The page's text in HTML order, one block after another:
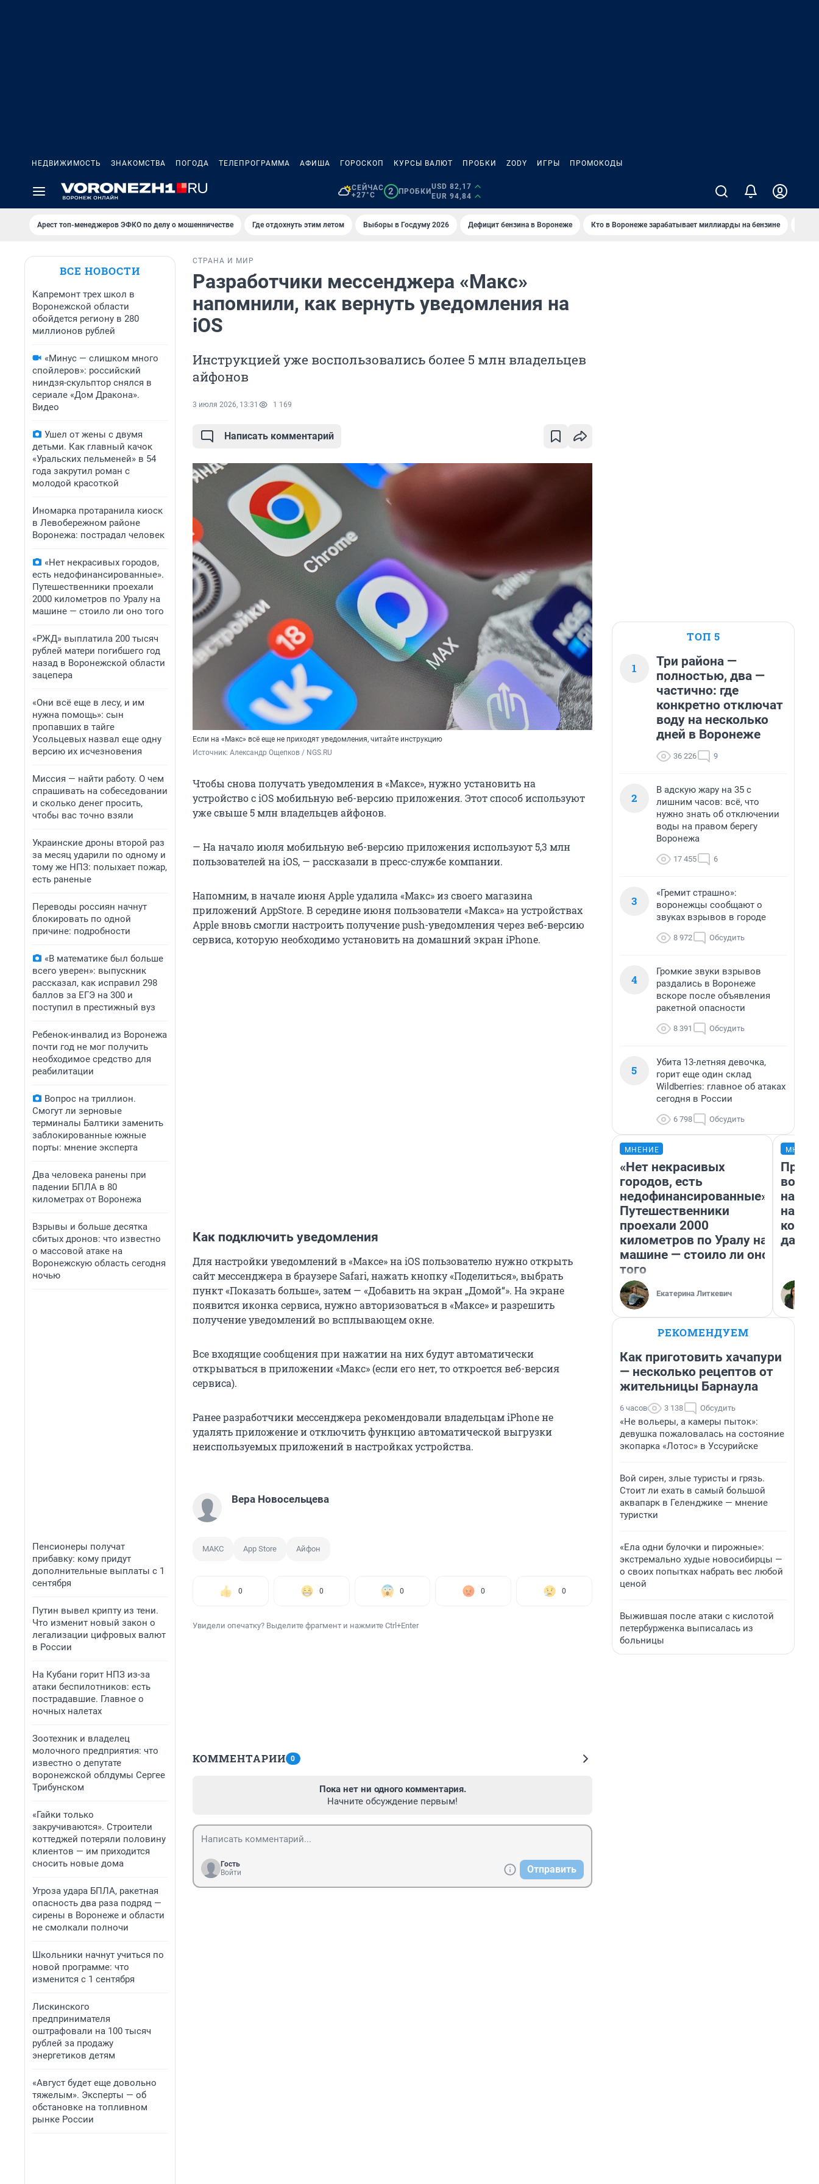
НЕДВИЖИМОСТЬ ЗНАКОМСТВА ПОГОДА ТЕЛЕПРОГРАММА АФИША ГОРОСКОП КУРСЫ ВАЛЮТ ПРОБКИ ZODY ИГРЫ ПРОМОКОДЫ
СЕЙЧАС
+27°C
2 ПРОБКИ
USD 82,17
EUR 94,84
Арест топ-менеджеров ЭФКО по делу о мошенничестве Где отдохнуть этим летом Выборы в Госдуму 2026 Дефицит бензина в Воронеже Кто в Воронеже зарабатывает миллиарды на бензине
ВСЕ НОВОСТИ
Капремонт трех школ в
Воронежской области
обойдется региону в 280
миллионов рублей
«Минус — слишком много
спойлеров»: российский
ниндзя-скульптор снялся в
сериале «Дом Дракона».
Видео
Ушел от жены с двумя
детьми. Как главный качок
«Уральских пельменей» в 54
года закрутил роман с
молодой красоткой
Иномарка протаранила киоск
в Левобережном районе
Воронежа: пострадал человек
«Нет некрасивых городов,
есть недофинансированные».
Путешественники проехали
2000 километров по Уралу на
машине — стоило ли оно того
«РЖД» выплатила 200 тысяч
рублей матери погибшего год
назад в Воронежской области
зацепера
«Они всё еще в лесу, и им
нужна помощь»: сын
пропавших в тайге
Усольцевых назвал еще одну
версию их исчезновения
Миссия — найти работу. О чем
спрашивать на собеседовании
и сколько денег просить,
чтобы вас точно взяли
Украинские дроны второй раз
за месяц ударили по одному и
тому же НПЗ: полыхает пожар,
есть раненые
Переводы россиян начнут
блокировать по одной
причине: подробности
«В математике был больше
всего уверен»: выпускник
рассказал, как исправил 298
баллов за ЕГЭ на 300 и
поступил в престижный вуз
Ребенок-инвалид из Воронежа
почти год не мог получить
необходимое средство для
реабилитации
Вопрос на триллион.
Смогут ли зерновые
терминалы Балтики заменить
заблокированные южные
порты: мнение эксперта
Два человека ранены при
падении БПЛА в 80
километрах от Воронежа
Взрывы и больше десятка
сбитых дронов: что известно
о массовой атаке на
Воронежскую область сегодня
ночью
Пенсионеры получат
прибавку: кому придут
дополнительные выплаты с 1
сентября
Путин вывел крипту из тени.
Что изменит новый закон о
легализации цифровых валют
в России
На Кубани горит НПЗ из-за
атаки беспилотников: есть
пострадавшие. Главное о
ночных налетах
Зоотехник и владелец
молочного предприятия: что
известно о депутате
воронежской облдумы Сергее
Трибунском
«Гайки только
закручиваются». Строители
коттеджей потеряли половину
клиентов — им приходится
сносить новые дома
Угроза удара БПЛА, ракетная
опасность два раза подряд —
сирены в Воронеже и области
не смолкали полночи
Школьники начнут учиться по
новой программе: что
изменится с 1 сентября
Лискинского
предпринимателя
оштрафовали на 100 тысяч
рублей за продажу
энергетиков детям
«Август будет еще довольно
тяжелым». Эксперты — об
обстановке на топливном
рынке России
СТРАНА И МИР
Разработчики мессенджера «Макс»
напомнили, как вернуть уведомления на
iOS
Инструкцией уже воспользовались более 5 млн владельцев
айфонов
3 июля 2026, 13:31 1 169
Написать комментарий
Если на «Макс» всё еще не приходят уведомления, читайте инструкцию
Источник: Александр Ощепков / NGS.RU
Чтобы снова получать уведомления в «Максе», нужно установить на
устройство с iOS мобильную веб-версию приложения. Этот способ используют
уже свыше 5 млн владельцев айфонов.
— На начало июля мобильную веб-версию приложения используют 5,3 млн
пользователей на iOS, — рассказали в пресс-службе компании.
Напомним, в начале июня Apple удалила «Макс» из своего магазина
приложений AppStore. В середине июня пользователи «Макса» на устройствах
Apple вновь смогли настроить получение push-уведомления через веб-версию
сервиса, которую необходимо установить на домашний экран iPhone.
Как подключить уведомления
Для настройки уведомлений в «Максе» на iOS пользователю нужно открыть
сайт мессенджера в браузере Safari, нажать кнопку «Поделиться», выбрать
пункт «Показать больше», затем — «Добавить на экран „Домой“». На экране
появится иконка сервиса, нужно авторизоваться в «Максе» и разрешить
получение уведомлений во всплывающем окне.
Все входящие сообщения при нажатии на них будут автоматически
открываться в приложении «Макс» (если его нет, то откроется веб-версия
сервиса).
Ранее разработчики мессенджера рекомендовали владельцам iPhone не
удалять приложение и отключить функцию автоматической выгрузки
неиспользуемых приложений в настройках устройства.
Вера Новосельцева
МАКС App Store Айфон
0 0 0 0 0
Увидели опечатку? Выделите фрагмент и нажмите Ctrl+Enter
КОММЕНТАРИИ 0
Пока нет ни одного комментария.
Начните обсуждение первым!
Гость
Войти
Отправить
ТОП 5
1
Три района —
полностью, два —
частично: где
конкретно отключат
воду на несколько
дней в Воронеже
36 226 9
2
В адскую жару на 35 с
лишним часов: всё, что
нужно знать об отключении
воды на правом берегу
Воронежа
17 455 6
3
«Гремит страшно»:
воронежцы сообщают о
звуках взрывов в городе
8 972 Обсудить
4
Громкие звуки взрывов
раздались в Воронеже
вскоре после объявления
ракетной опасности
8 391 Обсудить
5
Убита 13-летняя девочка,
горит еще один склад
Wildberries: главное об атаках
сегодня в России
6 798 Обсудить
МНЕНИЕ
«Нет некрасивых
городов, есть
недофинансированные».
Путешественники
проехали 2000
километров по Уралу на
машине — стоило ли оно
того
Екатерина Литкевич
нам
даже
РЕКОМЕНДУЕМ
Как приготовить хачапури
— несколько рецептов от
жительницы Барнаула
6 часов 3 138 Обсудить
«Не вольеры, а камеры пыток»:
девушка пожаловалась на состояние
экопарка «Лотос» в Уссурийске
Вой сирен, злые туристы и грязь.
Стоит ли ехать в самый большой
аквапарк в Геленджике — мнение
туристки
«Ела одни булочки и пирожные»:
экстремально худые новосибирцы —
о своих попытках набрать вес любой
ценой
Выжившая после атаки с кислотой
петербурженка выписалась из
больницы